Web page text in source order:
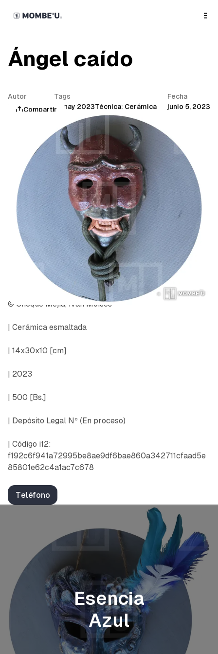
Ángel caído
Autor
Mombe'u®
Tags
Munay 2023Técnica: Cerámica
Fecha
junio 5, 2023
Compartir
© Choque Mejia, Ivan Moises
| Cerámica esmaltada
| 14x30x10 [cm]
| 2023
| 500 [Bs.]
| Depósito Legal Nº (En proceso)
| Código i12:
f192c6f941a72995be8ae9df6bae860a342711cfaad5e
85801e62c4a1ac7c678
Teléfono
Esencia
Azul